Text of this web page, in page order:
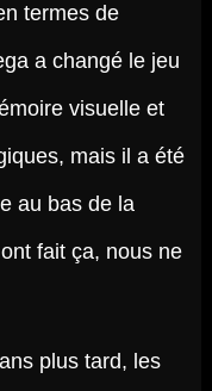
termes de
a changé le jeu
visuelle et
mais il a été
au bas de la
fait ça, nous ne
plus tard, les